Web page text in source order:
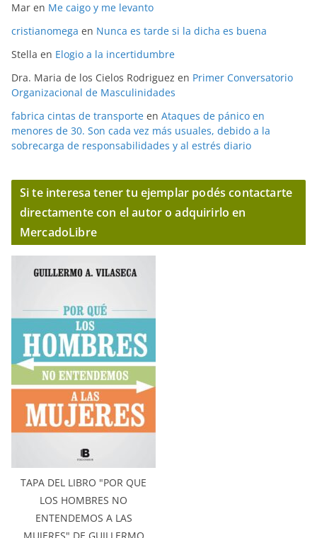
Mar en Me caigo y me levanto
cristianomega en Nunca es tarde si la dicha es buena
Stella en Elogio a la incertidumbre
Dra. Maria de los Cielos Rodriguez en Primer Conversatorio
Organizacional de Masculinidades
fabrica cintas de transporte en Ataques de pánico en
menores de 30. Son cada vez más usuales, debido a la
sobrecarga de responsabilidades y al estrés diario
Si te interesa tener tu ejemplar podés contactarte
directamente con el autor o adquirirlo en
MercadoLibre
TAPA DEL LIBRO "POR QUE
LOS HOMBRES NO
ENTENDEMOS A LAS